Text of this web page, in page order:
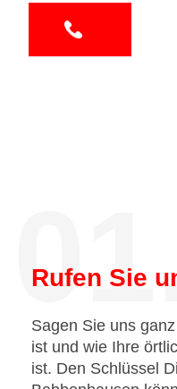
Rufen Sie
Sagen Sie uns
ist und wie Ihre
ist. Den Schlüssel